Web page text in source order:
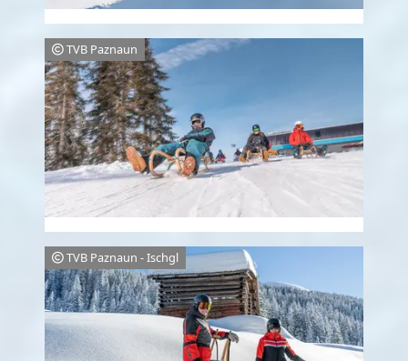
TVB Paznaun
TVB Paznaun - Ischgl